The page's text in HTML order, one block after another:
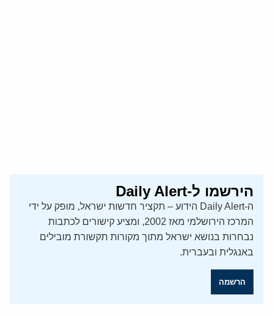
הירשמו ל-Daily Alert
ה-Daily Alert הידוע – תקציר חדשות ישראל, מופק על ידי
המרכז הירושלמי מאז 2002, ומציע קישורים לכתבות
נבחרות בנושא ישראל מתוך מקורות תקשורת מובילים
באנגלית ובעברית.
הרשמה